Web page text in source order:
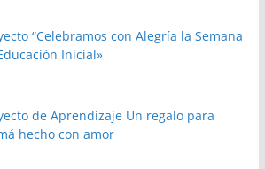
“Celebramos con Alegría la Semana
Inicial»
de Aprendizaje Un regalo para
hecho con amor